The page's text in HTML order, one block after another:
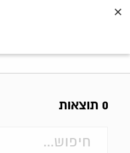
0 תוצאות